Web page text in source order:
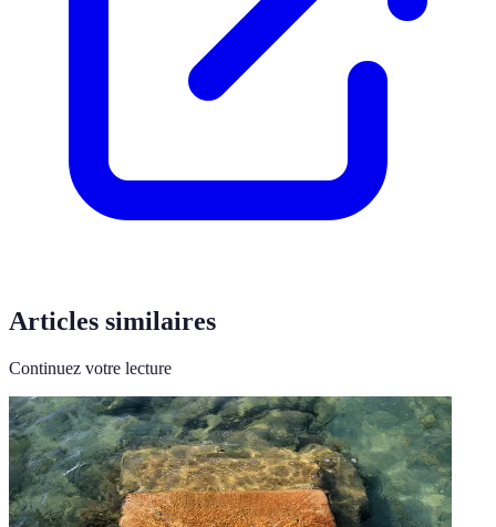
Articles similaires
Continuez votre lecture